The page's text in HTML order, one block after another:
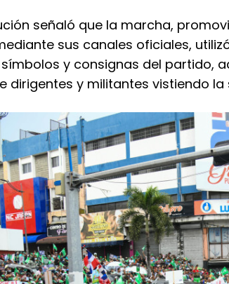
señaló que la marcha,
sus canales oficiales,
y consignas del partido,
dirigentes y militantes vistiendo